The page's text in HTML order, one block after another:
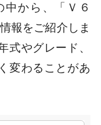
中から、「Ｖ６
報をご紹介しま
式やグレード、
変わることがあ